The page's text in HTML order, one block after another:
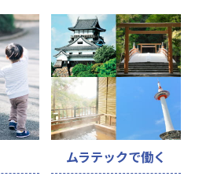
ムラテックで働く